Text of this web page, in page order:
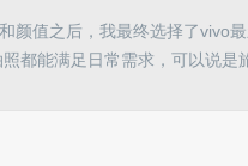
颜值之后，我最终选择了vivo
都能满足日常需求，可以说是